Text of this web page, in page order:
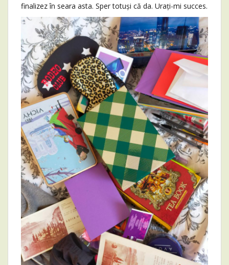
finalizez în seara asta. Sper totuși că da. Urați-mi succes.